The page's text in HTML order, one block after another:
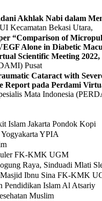
Akhlak Nabi dalam
Kecamatan Bekasi Utara,
“Comparison of
Alone in Diabetic
Scientific Meeting 2022,
Pusat
Cataract with
Report pada Perdami
Mata Indonesia
Islam Jakarta Pondok Kopi
YPIA
FK-KMK UGM
Raya, Sinduadi Mlati
Ibnu Sina FK-KMK
Pendidikan Islam Al Atsariy
Muslim